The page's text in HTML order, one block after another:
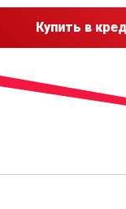
Купить в